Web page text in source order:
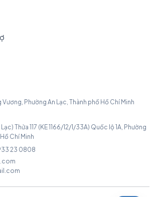
Phường An Lạc, Thành phố Hồ Chí Minh
Thửa 117 (KE 1166/12/1/33A) Quốc lộ 1A, Phường
Chí Minh
23 0808